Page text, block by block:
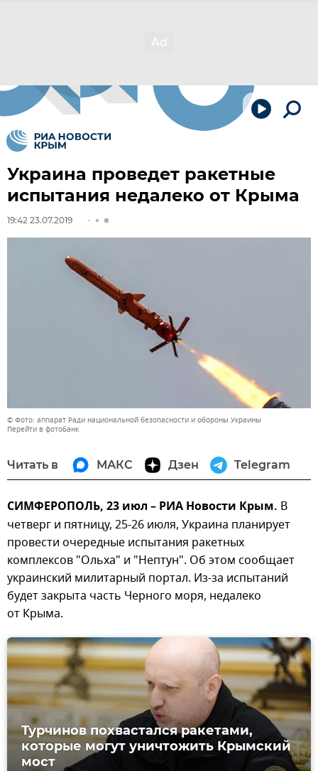
Украина проведет ракетные
испытания недалеко от Крыма
19:42 23.07.2019
© Фото: аппарат Ради национальной безопасности и обороны Украины
Перейти в фотобанк
Читать в МАКС Дзен Telegram
СИМФЕРОПОЛЬ, 23 июл – РИА Новости Крым. В
четверг и пятницу, 25-26 июля, Украина планирует
провести очередные испытания ракетных
комплексов "Ольха" и "Нептун". Об этом сообщает
украинский милитарный портал. Из-за испытаний
будет закрыта часть Черного моря, недалеко
от Крыма.
Турчинов похвастался ракетами,
которые могут уничтожить Крымский
мост